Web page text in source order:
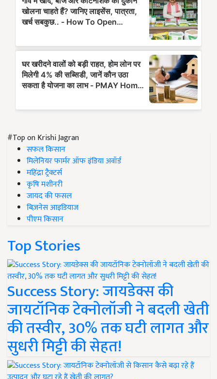
#Top on Krishi Jagran
सफल किसान
मिलेनियर फार्मर ऑफ इंडिया अवॉर्ड
महिंद्रा ट्रैक्टर्स
कृषि मशीनरी
जायद की फसल
बिज़नेस आइडियाज
पीएम किसान
Top Stories
Success Story: जायडेक्स की
जायटॉनिक टेक्नोलॉजी ने बदली खेती
की तस्वीर, 30% तक घटी लागत और
सुधरी मिट्टी की सेहत!